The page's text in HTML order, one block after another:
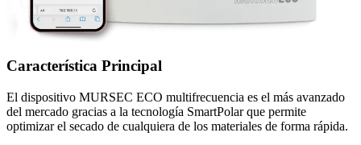
Característica Principal
El dispositivo MURSEC ECO multifrecuencia es el más avanzado
del mercado gracias a la tecnología SmartPolar que permite
optimizar el secado de cualquiera de los materiales de forma rápida.